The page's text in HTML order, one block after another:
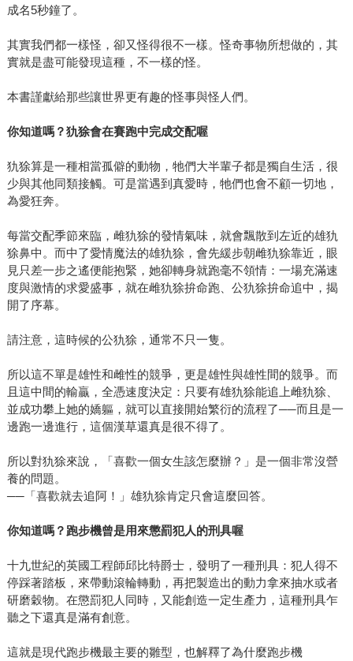
成名5秒鐘了。
其實我們都一樣怪，卻又怪得很不一樣。怪奇事物所想做的，其
實就是盡可能發現這種，不一樣的怪。
本書謹獻給那些讓世界更有趣的怪事與怪人們。
你知道嗎？犰狳會在賽跑中完成交配喔
犰狳算是一種相當孤僻的動物，牠們大半輩子都是獨自生活，很
少與其他同類接觸。可是當遇到真愛時，牠們也會不顧一切地，
為愛狂奔。
每當交配季節來臨，雌犰狳的發情氣味，就會飄散到左近的雄犰
狳鼻中。而中了愛情魔法的雄犰狳，會先緩步朝雌犰狳靠近，眼
見只差一步之遙便能抱緊，她卻轉身就跑毫不領情：一場充滿速
度與激情的求愛盛事，就在雌犰狳拚命跑、公犰狳拚命追中，揭
開了序幕。
請注意，這時候的公犰狳，通常不只一隻。
所以這不單是雄性和雌性的競爭，更是雄性與雄性間的競爭。而
且這中間的輸贏，全憑速度決定：只要有雄犰狳能追上雌犰狳、
並成功攀上她的嬌軀，就可以直接開始繁衍的流程了──而且是一
邊跑一邊進行，這個漢草還真是很不得了。
所以對犰狳來說，「喜歡一個女生該怎麼辦？」是一個非常沒營
養的問題。
──「喜歡就去追阿！」雄犰狳肯定只會這麼回答。
你知道嗎？跑步機曾是用來懲罰犯人的刑具喔
十九世紀的英國工程師邱比特爵士，發明了一種刑具：犯人得不
停踩著踏板，來帶動滾輪轉動，再把製造出的動力拿來抽水或者
研磨穀物。在懲罰犯人同時，又能創造一定生產力，這種刑具乍
聽之下還真是滿有創意。
這就是現代跑步機最主要的雛型，也解釋了為什麼跑步機